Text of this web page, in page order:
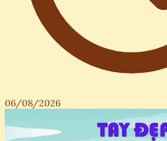
06/08/2026